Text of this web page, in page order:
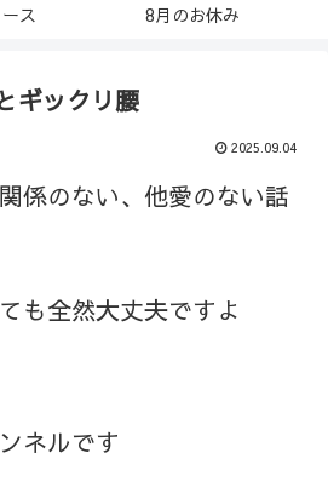
ス
8月のお休み
ギックリ腰
2025.09.04
係のない、他愛のない話
も全然大丈夫ですよ
ネルです